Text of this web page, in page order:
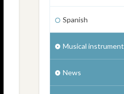
Spanish
Musical instrument
News